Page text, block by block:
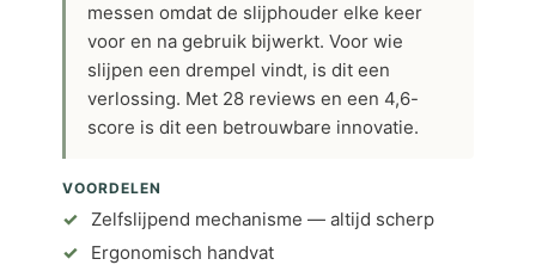
messen omdat de slijphouder elke keer
voor en na gebruik bijwerkt. Voor wie
slijpen een drempel vindt, is dit een
verlossing. Met 28 reviews en een 4,6-
score is dit een betrouwbare innovatie.
VOORDELEN
Zelfslijpend mechanisme — altijd scherp
Ergonomisch handvat